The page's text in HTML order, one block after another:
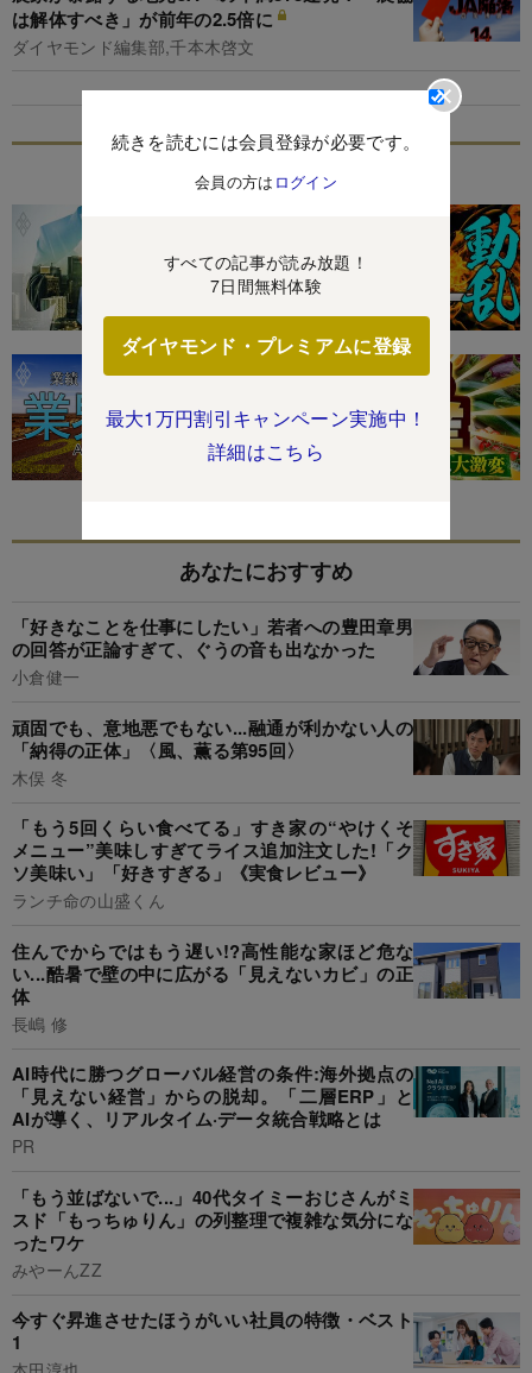
続きを読むには会員登録が必要です。
会員の方は ログイン
すべての記事が読み放題！
7日間無料体験
ダイヤモンド・プレミアムに登録
最大1万円割引キャンペーン実施中！
詳細はこちら
は解体すべき」が前年の2.5倍に
ダイヤモンド編集部,千本木啓文
特集
あなたにおすすめ
「好きなことを仕事にしたい」若者への豊田章男
の回答が正論すぎて、ぐうの音も出なかった
小倉健一
頑固でも、意地悪でもない...融通が利かない人の
「納得の正体」〈風、薫る第95回〉
木俣 冬
「もう5回くらい食べてる」すき家の“やけくそ
メニュー”美味しすぎてライス追加注文した!「ク
ソ美味い」「好きすぎる」《実食レビュー》
ランチ命の山盛くん
住んでからではもう遅い!?高性能な家ほど危な
い...酷暑で壁の中に広がる「見えないカビ」の正
体
長嶋 修
AI時代に勝つグローバル経営の条件:海外拠点の
「見えない経営」からの脱却。「二層ERP」と
AIが導く、リアルタイム·データ統合戦略とは
PR
「もう並ばないで...」40代タイミーおじさんがミ
スド「もっちゅりん」の列整理で複雑な気分にな
ったワケ
みやーんZZ
今すぐ昇進させたほうがいい社員の特徴・ベスト
1